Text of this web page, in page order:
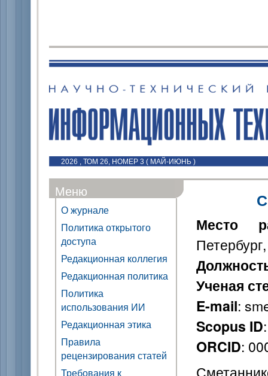
2026 , ТОМ 26, НОМЕР 3 ( МАЙ-ИЮНЬ )
Меню
О журнале
Политика открытого
доступа
Редакционная коллегия
Редакционная политика
Политика
использования ИИ
Редакционная этика
Правила
рецензирования статей
Требования к
Место
Ученая
E-mail:
Scopus ID
ORCID: